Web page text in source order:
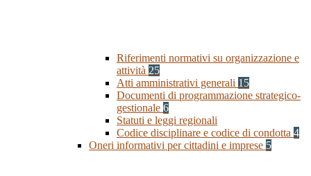
Riferimenti normativi su organizzazione e
attività 25
Atti amministrativi generali 15
Documenti di programmazione strategico-
gestionale 6
Statuti e leggi regionali
Codice disciplinare e codice di condotta 4
Oneri informativi per cittadini e imprese 5